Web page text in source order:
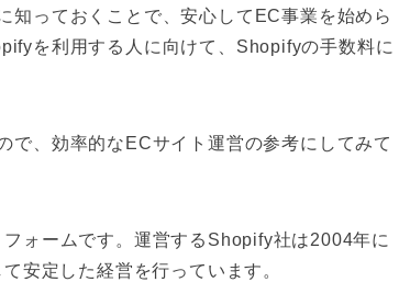
知っておくことで、安心してEC事業を始めら
を利用する人に向けて、Shopifyの手数料に
で、効率的なECサイト運営の参考にしてみて
ォームです。運営するShopify社は2004年に
安定した経営を行っています。